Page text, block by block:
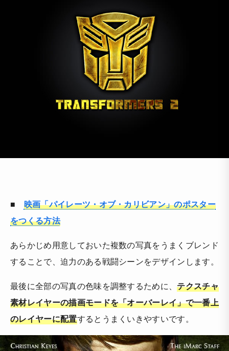
■ 映画「パイレーツ・オブ・カリビアン」のポスター
をつくる方法
あらかじめ用意しておいた複数の写真をうまくブレンド
することで、迫力のある戦闘シーンをデザインします。
最後に全部の写真の色味を調整するために、テクスチャ
素材レイヤーの描画モードを「オーバーレイ」で一番上
のレイヤーに配置するとうまくいきやすいです。